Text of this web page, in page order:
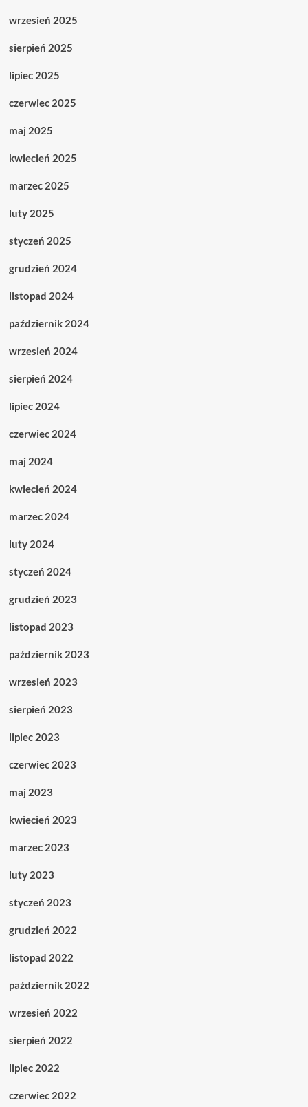
wrzesień 2025
sierpień 2025
lipiec 2025
czerwiec 2025
maj 2025
kwiecień 2025
marzec 2025
luty 2025
styczeń 2025
grudzień 2024
listopad 2024
październik 2024
wrzesień 2024
sierpień 2024
lipiec 2024
czerwiec 2024
maj 2024
kwiecień 2024
marzec 2024
luty 2024
styczeń 2024
grudzień 2023
listopad 2023
październik 2023
wrzesień 2023
sierpień 2023
lipiec 2023
czerwiec 2023
maj 2023
kwiecień 2023
marzec 2023
luty 2023
styczeń 2023
grudzień 2022
listopad 2022
październik 2022
wrzesień 2022
sierpień 2022
lipiec 2022
czerwiec 2022